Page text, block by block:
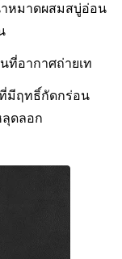
หมาดผสมสบู่อ่อน
ที่อากาศถ่ายเท
มีฤทธิ์กัดกร่อน
ลุดลอก